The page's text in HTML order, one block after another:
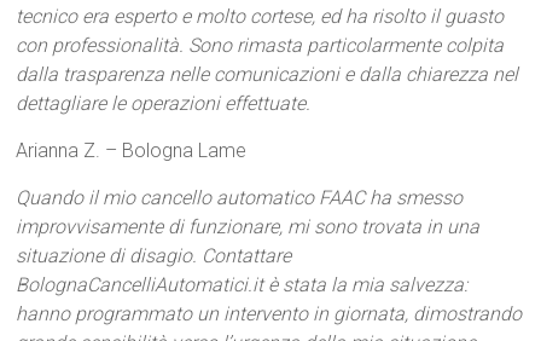
tecnico era esperto e molto cortese, ed ha risolto il guasto
con professionalità. Sono rimasta particolarmente colpita
dalla trasparenza nelle comunicazioni e dalla chiarezza nel
dettagliare le operazioni effettuate.
Arianna Z. – Bologna Lame
Quando il mio cancello automatico FAAC ha smesso
improvvisamente di funzionare, mi sono trovata in una
situazione di disagio. Contattare
BolognaCancelliAutomatici.it è stata la mia salvezza:
hanno programmato un intervento in giornata, dimostrando